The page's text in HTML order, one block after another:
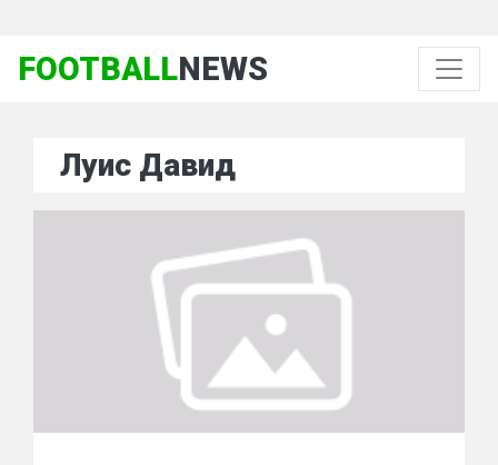
FOOTBALLNEWS
Луис Давид